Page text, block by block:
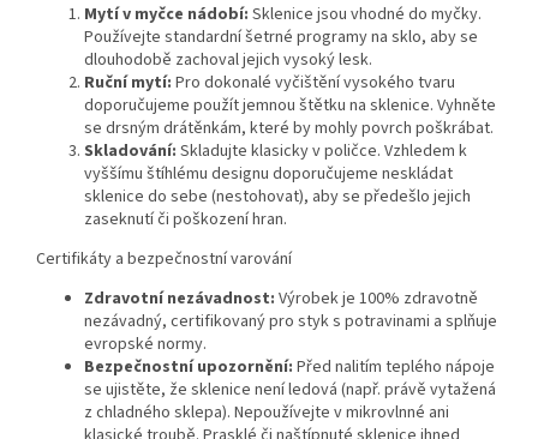
Mytí v myčce nádobí: Sklenice jsou vhodné do myčky.
Používejte standardní šetrné programy na sklo, aby se
dlouhodobě zachoval jejich vysoký lesk.
Ruční mytí: Pro dokonalé vyčištění vysokého tvaru
doporučujeme použít jemnou štětku na sklenice. Vyhněte
se drsným drátěnkám, které by mohly povrch poškrábat.
Skladování: Skladujte klasicky v poličce. Vzhledem k
vyššímu štíhlému designu doporučujeme neskládat
sklenice do sebe (nestohovat), aby se předešlo jejich
zaseknutí či poškození hran.
Certifikáty a bezpečnostní varování
Zdravotní nezávadnost: Výrobek je 100% zdravotně
nezávadný, certifikovaný pro styk s potravinami a splňuje
evropské normy.
Bezpečnostní upozornění: Před nalitím teplého nápoje
se ujistěte, že sklenice není ledová (např. právě vytažená
z chladného sklepa). Nepoužívejte v mikrovlnné ani